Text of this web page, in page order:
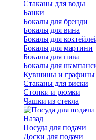
Стаканы для воды
Банки
Бокалы для бренди
Бокалы для вина
Бокалы для
Бокалы для мартини
Бокалы для пива
Бокалы для
Кувшины и графины
Стаканы для виски
Стопки и рюмки
Чашки из стекла
Назад
Посуда для подачи
Доски для подачи